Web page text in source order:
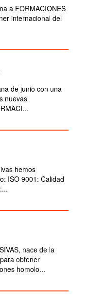
a FORMACIONES
internacional del
de junio con una
nuevas
hemos
ISO 9001: Calidad
nace de la
obtener
homolo...